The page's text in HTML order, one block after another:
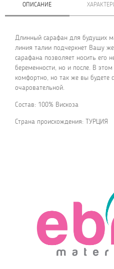
ОПИСАНИЕ
Длинный сарафан для будущих
линия талии подчеркнет Вашу
сарафана позволяет носить его
беременности, но и после. В
комфортно, но так же вы будете
очаровательной.
Состав: 100% Вискоза
Страна происхождения: ТУРЦИЯ